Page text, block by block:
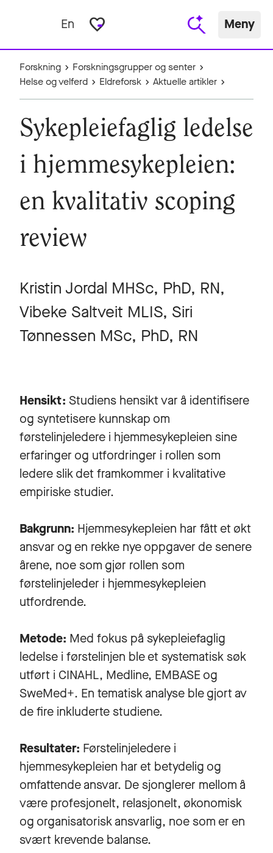
En favorite_border Meny
Forskning
Forskningsgrupper og senter
Helse og velferd
Eldreforsk Aktuelle artikler
Sykepleiefaglig ledelse
i hjemmesykepleien:
en kvalitativ scoping
review
Kristin Jordal MHSc, PhD, RN,
Vibeke Saltveit MLIS, Siri
Tønnessen MSc, PhD, RN
Hensikt: Studiens hensikt var å identifisere
og syntetisere kunnskap om
førstelinjeledere i hjemmesykepleien sine
erfaringer og utfordringer i rollen som
ledere slik det framkommer i kvalitative
empiriske studier.
Bakgrunn: Hjemmesykepleien har fått et økt
ansvar og en rekke nye oppgaver de senere
årene, noe som gjør rollen som
førstelinjeleder i hjemmesykepleien
utfordrende.
Metode: Med fokus på sykepleiefaglig
ledelse i førstelinjen ble et systematisk søk
utført i CINAHL, Medline, EMBASE og
SweMed+. En tematisk analyse ble gjort av
de fire inkluderte studiene.
Resultater: Førstelinjeledere i
hjemmesykepleien har et betydelig og
omfattende ansvar. De sjonglerer mellom å
være profesjonelt, relasjonelt, økonomisk
og organisatorisk ansvarlig, noe som er en
svært krevende balanse.